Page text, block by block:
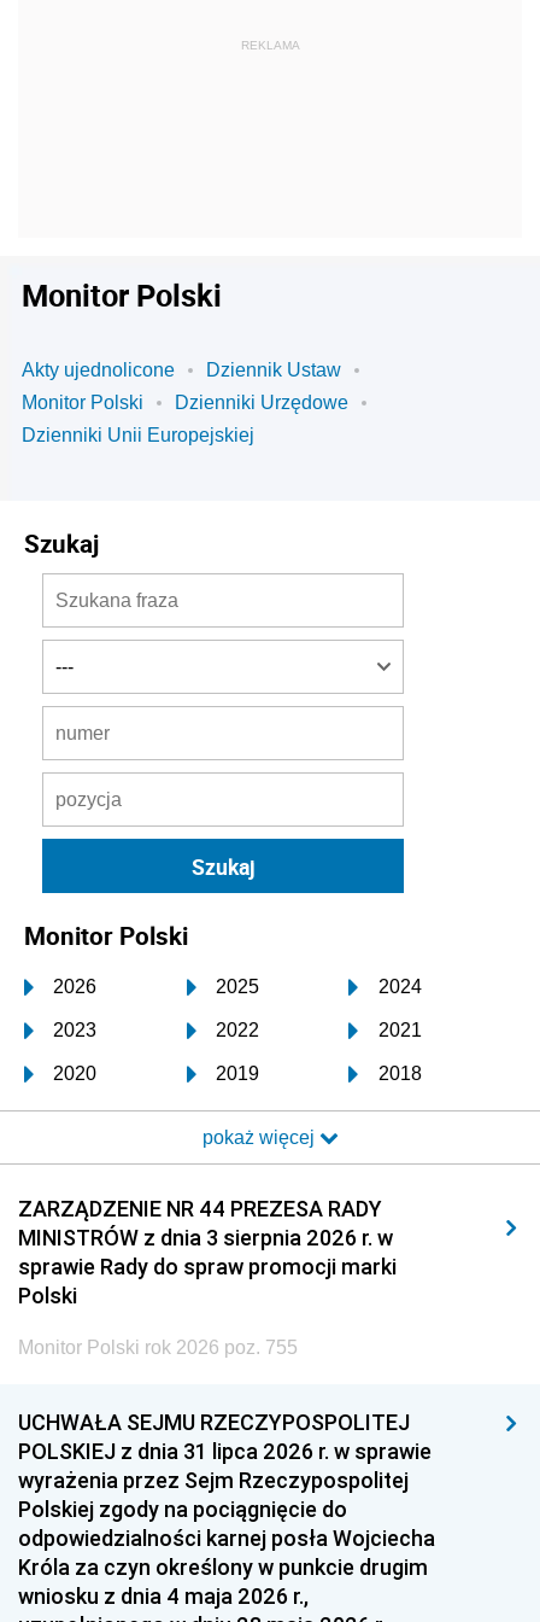
Monitor Polski
Akty ujednolicone
Dziennik Ustaw
Monitor Polski
Dzienniki Urzędowe
Dzienniki Unii Europejskiej
Szukaj
Monitor Polski
2026 2025 2024
2023 2022 2021
2020 2019 2018
2017 2016 2015
2014 2013 2012
2011 2010 2009
2008 2007 2006
2005
1996 1995 1994
1993 1992 1991
1990 1989
1987 1986 1985
1984 1983
pokaż więcej
ZARZĄDZENIE NR 44 PREZESA RADY
MINISTRÓW z dnia 3 sierpnia 2026 r. w
sprawie Rady do spraw promocji marki
Polski
Monitor Polski rok 2026 poz. 755
UCHWAŁA SEJMU RZECZYPOSPOLITEJ
POLSKIEJ z dnia 31 lipca 2026 r. w sprawie
wyrażenia przez Sejm Rzeczypospolitej
Polskiej zgody na pociągnięcie do
odpowiedzialności karnej posła Wojciecha
Króla za czyn określony w punkcie drugim
wniosku z dnia 4 maja 2026 r.,